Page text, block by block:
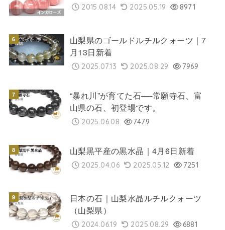
2015.08.14 2025.05.19 8971
山梨県のゴールドルチルクォーツ｜7
月13日新着
2025.07.13 2025.08.29 7969
“暴れ川”が育てた石──常願寺石、富
山県の石、初登場です。
2025.06.08 7479
山梨黒平産の黒水晶｜4月6日新着
2025.04.06 2025.05.12 7251
日本の石｜山梨水晶ルチルクォーツ
（山梨県）
2024.06.19 2025.08.29 6881